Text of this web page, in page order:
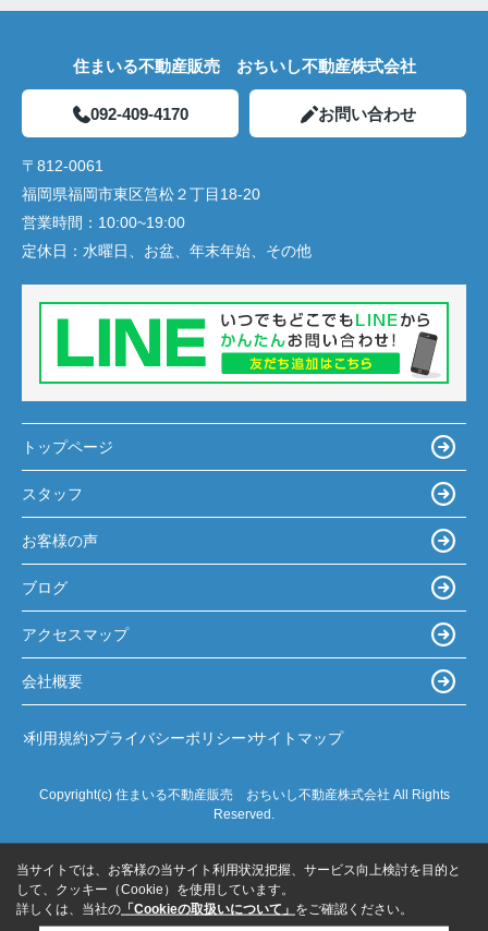
住まいる不動産販売 おちいし不動産株式会社
092-409-4170 お問い合わせ
〒812-0061
福岡県福岡市東区筥松２丁目18-20
営業時間： 10:00~19:00
定休日： 水曜日、お盆、年末年始、その他
トップページ
スタッフ
お客様の声
ブログ
アクセスマップ
会社概要
利用規約 プライバシーポリシー サイトマップ
Copyright(c) 住まいる不動産販売 おちいし不動産株式会社 All Rights
Reserved.
当サイトでは、お客様の当サイト利用状況把握、サービス向上検討を目的と
して、クッキー（Cookie）を使用しています。
詳しくは、当社の 「Cookieの取扱いについて」 をご確認ください。